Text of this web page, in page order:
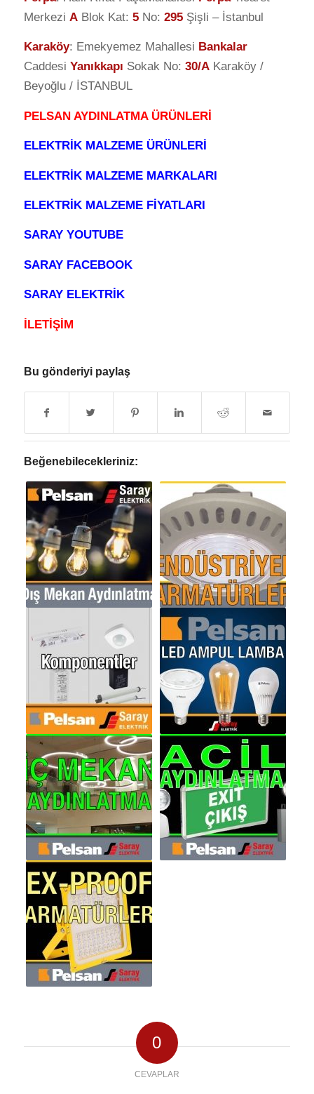
Merkezi ABlok Kat: 5No: 295Şişli – İstanbul
Karaköy: Emekyemez Mahallesi Bankalar
Caddesi Yanıkkapı Sokak No: 30/AKaraköy /
Beyoğlu / İSTANBUL
PELSAN AYDINLATMA ÜRÜNLERİ
ELEKTRİK MALZEME ÜRÜNLERİ
ELEKTRİK MALZEME MARKALARI
ELEKTRİK MALZEME FİYATLARI
SARAY YOUTUBE
SARAY FACEBOOK
SARAY ELEKTRİK
İLETİŞİM
Bu gönderiyi paylaş
Beğenebilecekleriniz:
0
CEVAPLAR